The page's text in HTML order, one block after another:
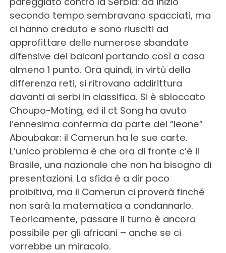
secondo tempo sembravano spacciati, ma
ci hanno creduto e sono riusciti ad
approfittare delle numerose sbandate
difensive dei balcani portando così a casa
almeno 1 punto. Ora quindi, in virtù della
differenza reti, si ritrovano addirittura
davanti ai serbi in classifica. Si è sbloccato
Choupo-Moting, ed il ct Song ha avuto
l’ennesima conferma da parte del “leone”
Aboubakar: il Camerun ha le sue carte.
L’unico problema è che ora di fronte c’è il
Brasile, una nazionale che non ha bisogno di
presentazioni. La sfida è a dir poco
proibitiva, ma il Camerun ci proverà finché
non sarà la matematica a condannarlo.
Teoricamente, passare il turno è ancora
possibile per gli africani – anche se ci
vorrebbe un miracolo.